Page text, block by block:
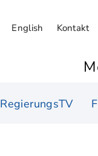
English Kontakt
RegierungsTV